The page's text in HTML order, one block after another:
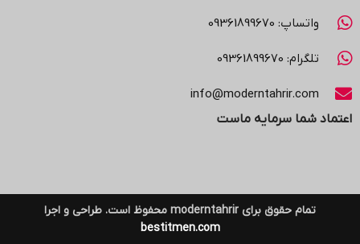
واتساپ: 09361899670
تلگرام: 09361899670
info@moderntahrir.com
اعتماد شما سرمایه ماست
تمام حقوق برای moderntahrir محفوظ است. طراحی و اجرا
bestitmen.com